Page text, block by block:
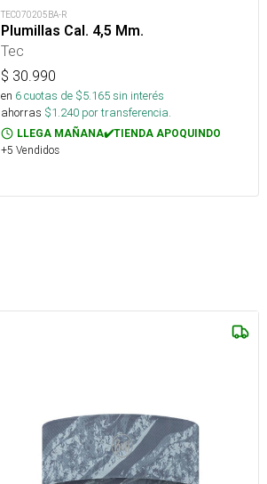
TEC070205BA-R
Plumillas Cal. 4,5 Mm.
Tec
$ 30.990
en 6cuotas de $5.165sin interés
ahorras $1.240 por transferencia.
LLEGA MAÑANA✔️TIENDA APOQUINDO
+5 Vendidos